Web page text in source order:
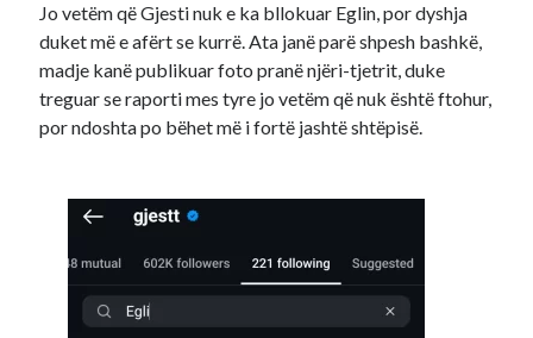
Jo vetëm që Gjesti nuk e ka bllokuar Eglin, por dyshja
duket më e afërt se kurrë. Ata janë parë shpesh bashkë,
madje kanë publikuar foto pranë njëri-tjetrit, duke
treguar se raporti mes tyre jo vetëm që nuk është ftohur,
por ndoshta po bëhet më i fortë jashtë shtëpisë.